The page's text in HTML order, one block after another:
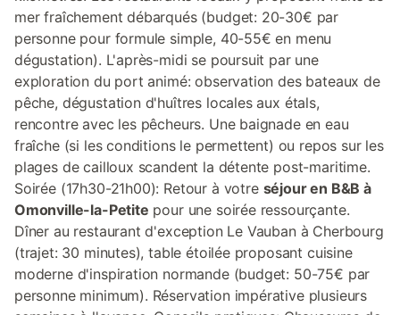
mer fraîchement débarqués (budget: 20-30€ par
personne pour formule simple, 40-55€ en menu
dégustation). L'après-midi se poursuit par une
exploration du port animé: observation des bateaux de
pêche, dégustation d'huîtres locales aux étals,
rencontre avec les pêcheurs. Une baignade en eau
fraîche (si les conditions le permettent) ou repos sur les
plages de cailloux scandent la détente post-maritime.
Soirée (17h30-21h00): Retour à votre séjour en B&B à
Omonville-la-Petite pour une soirée ressourçante.
Dîner au restaurant d'exception Le Vauban à Cherbourg
(trajet: 30 minutes), table étoilée proposant cuisine
moderne d'inspiration normande (budget: 50-75€ par
personne minimum). Réservation impérative plusieurs